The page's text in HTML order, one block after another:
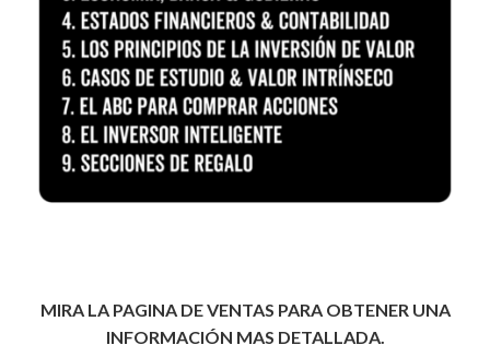
MIRA LA PAGINA DE VENTAS PARA OBTENER UNA
INFORMACIÓN MAS DETALLADA.